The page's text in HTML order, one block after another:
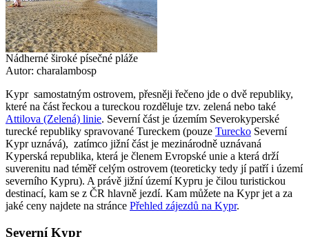
Nádherné široké písečné pláže
Autor: charalambosp
Kypr samostatným ostrovem, přesněji řečeno jde o dvě republiky,
které na část řeckou a tureckou rozděluje tzv. zelená nebo také
Attilova (Zelená) linie. Severní část je územím Severokyperské
turecké republiky spravované Tureckem (pouze Turecko Severní
Kypr uznává), zatímco jižní část je mezinárodně uznávaná
Kyperská republika, která je členem Evropské unie a která drží
suverenitu nad téměř celým ostrovem (teoreticky tedy jí patří i území
severního Kypru). A právě jižní území Kypru je čilou turistickou
destinací, kam se z ČR hlavně jezdí. Kam můžete na Kypr jet a za
jaké ceny najdete na stránce Přehled zájezdů na Kypr.
Severní Kypr